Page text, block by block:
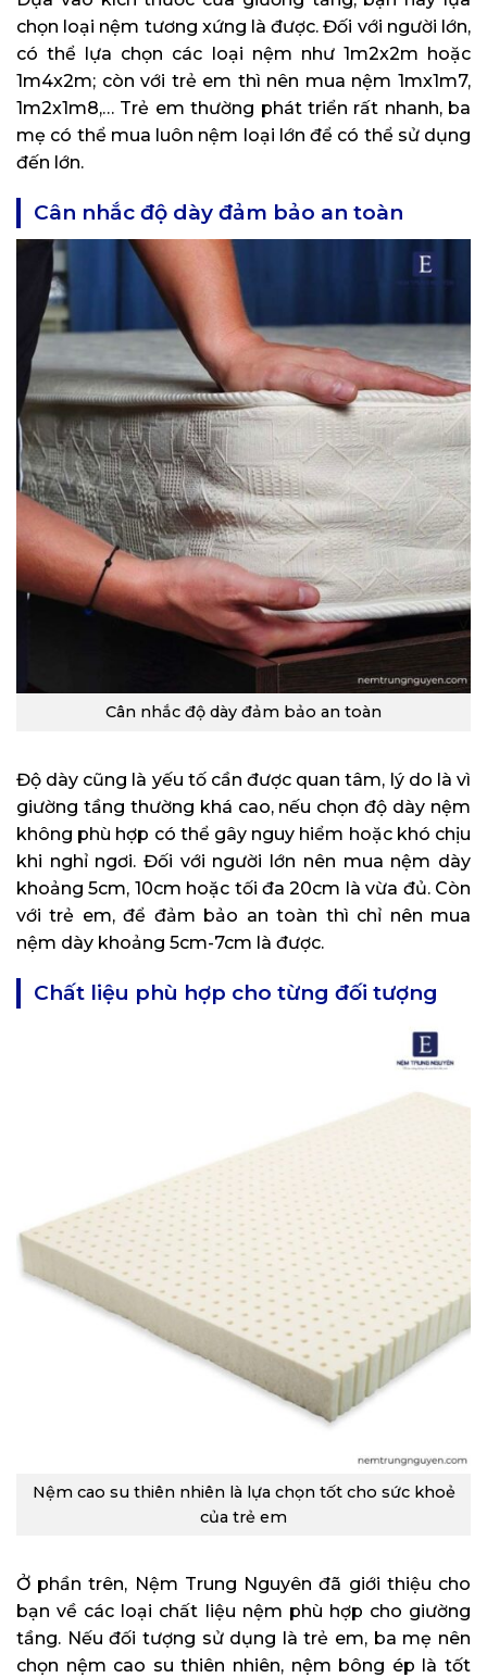
chọn loại nệm tương xứng là được. Đối với người lớn,
có thể lựa chọn các loại nệm như 1m2x2m hoặc
1m4x2m; còn với trẻ em thì nên mua nệm 1mx1m7,
1m2x1m8,… Trẻ em thường phát triển rất nhanh, ba
mẹ có thể mua luôn nệm loại lớn để có thể sử dụng
đến lớn.
Cân nhắc độ dày đảm bảo an toàn
Cân nhắc độ dày đảm bảo an toàn
Độ dày cũng là yếu tố cần được quan tâm, lý do là vì
giường tầng thường khá cao, nếu chọn độ dày nệm
không phù hợp có thể gây nguy hiểm hoặc khó chịu
khi nghỉ ngơi. Đối với người lớn nên mua nệm dày
khoảng 5cm, 10cm hoặc tối đa 20cm là vừa đủ. Còn
với trẻ em, để đảm bảo an toàn thì chỉ nên mua
nệm dày khoảng 5cm-7cm là được.
Chất liệu phù hợp cho từng đối tượng
Nệm cao su thiên nhiên là lựa chọn tốt cho sức khoẻ
của trẻ em
Ở phần trên, Nệm Trung Nguyên đã giới thiệu cho
bạn về các loại chất liệu nệm phù hợp cho giường
tầng. Nếu đối tượng sử dụng là trẻ em, ba mẹ nên
chọn nệm cao su thiên nhiên, nệm bông ép là tốt